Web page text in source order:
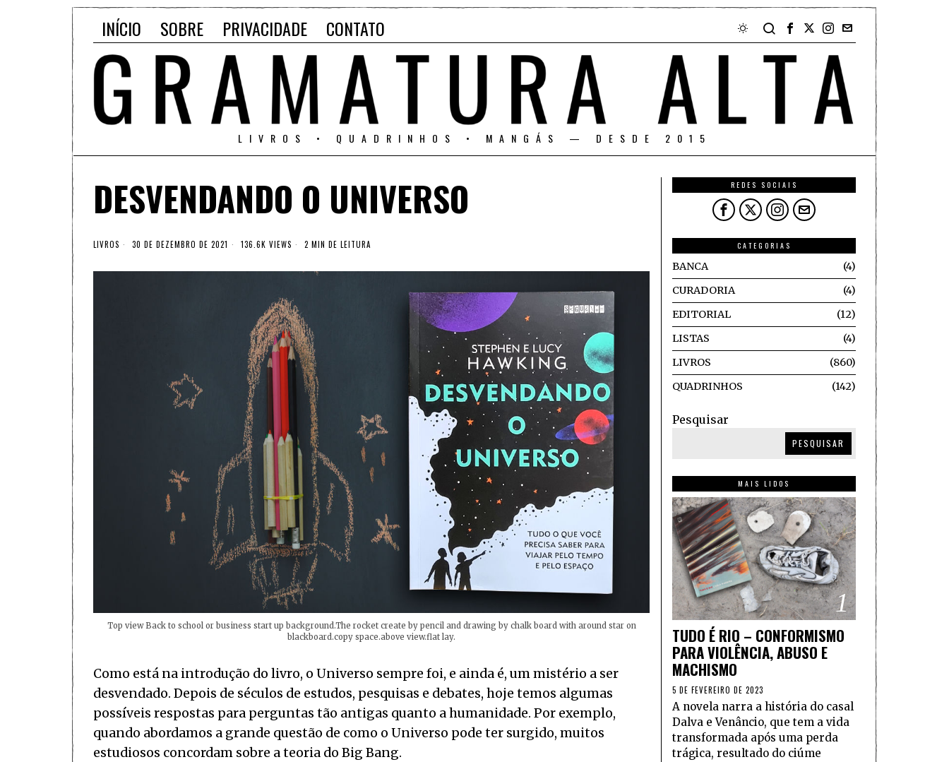
INÍCIO SOBRE PRIVACIDADE CONTATO
LIVROS • QUADRINHOS • MANGÁS — DESDE 2015
DESVENDANDO O UNIVERSO
LIVROS 30 DE DEZEMBRO DE 2021 136.6K VIEWS 2 MIN DE LEITURA
Top view Back to school or business start up background.The rocket create by pencil and drawing by chalk board with around star on
blackboard.copy space.above view.flat lay.
Como está na introdução do livro, o Universo sempre foi, e ainda é, um mistério a ser
desvendado. Depois de séculos de estudos, pesquisas e debates, hoje temos algumas
possíveis respostas para perguntas tão antigas quanto a humanidade. Por exemplo,
quando abordamos a grande questão de como o Universo pode ter surgido, muitos
estudiosos concordam sobre a teoria do Big Bang.
REDES SOCIAIS
CATEGORIAS
BANCA
4
CURADORIA
4
EDITORIAL
12
LISTAS
4
LIVROS
860
QUADRINHOS
142
Pesquisar
PESQUISAR
MAIS LIDOS
1
TUDO É RIO – CONFORMISMO
PARA VIOLÊNCIA, ABUSO E
MACHISMO
5 DE FEVEREIRO DE 2023
A novela narra a história do casal
Dalva e Venâncio, que tem a vida
transformada após uma perda
trágica, resultado do ciúme